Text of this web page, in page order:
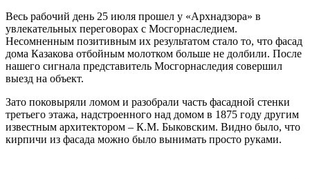
Весь рабочий день 25 июля прошел у «Архнадзора» в
увлекательных переговорах с Мосгорнаследием.
Несомненным позитивным их результатом стало то, что фасад
дома Казакова отбойным молотком больше не долбили. После
нашего сигнала представитель Мосгорнаследия совершил
выезд на объект.
Зато поковыряли ломом и разобрали часть фасадной стенки
третьего этажа, надстроенного над домом в 1875 году другим
известным архитектором – К.М. Быковским. Видно было, что
кирпичи из фасада можно было вынимать просто руками.